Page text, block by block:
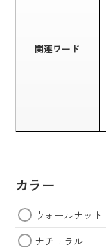
関連ワード
カラー
ウォールナット
ナチュラル